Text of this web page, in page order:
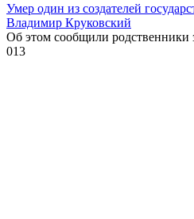
Умер один из создателей
Владимир Круковский
Об этом сообщили родственники
013